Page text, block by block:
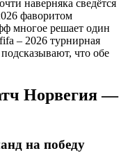
наверняка сведётся
фаворитом
многое решает один
– 2026 турнирная
что обе
Норвегия —
на победу